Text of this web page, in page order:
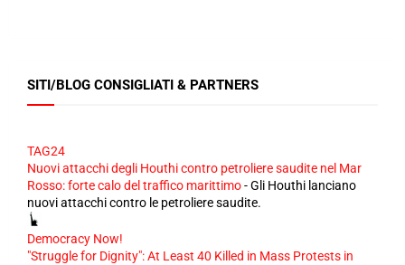
SITI/BLOG CONSIGLIATI & PARTNERS
TAG24
Nuovi attacchi degli Houthi contro petroliere saudite nel Mar
Rosso: forte calo del traffico marittimo-Gli Houthi lanciano
nuovi attacchi contro le petroliere saudite.
Democracy Now!
"Struggle for Dignity": At Least 40 Killed in Mass Protests in